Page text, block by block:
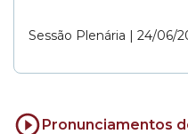
Sessão Plenária | 24/06/
Pronunciamentos